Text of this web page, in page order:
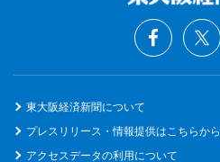
東大阪経済新聞について
プレスリリース・情報提供はこちらから
アクセスデータの利用について